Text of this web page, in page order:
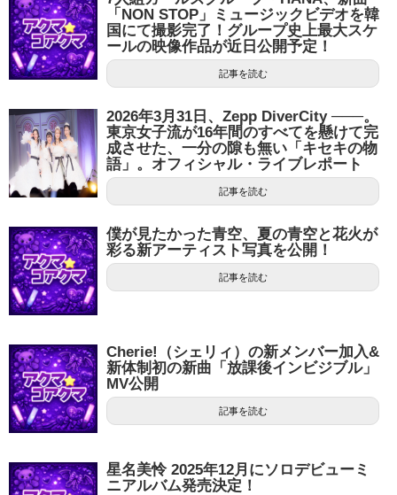
「NON STOP」ミュージックビデオを韓
国にて撮影完了！グループ史上最大スケ
ールの映像作品が近日公開予定！
記事を読む
2026年3月31日、Zepp DiverCity ───。
東京女子流が16年間のすべてを懸けて完
成させた、一分の隙も無い「キセキの物
語」。オフィシャル・ライブレポート
記事を読む
僕が見たかった青空、夏の青空と花火が
彩る新アーティスト写真を公開！
記事を読む
Cherie!（シェリィ）の新メンバー加入&
新体制初の新曲「放課後インビジブル」
MV公開
記事を読む
星名美怜 2025年12月にソロデビューミ
ニアルバム発売決定！